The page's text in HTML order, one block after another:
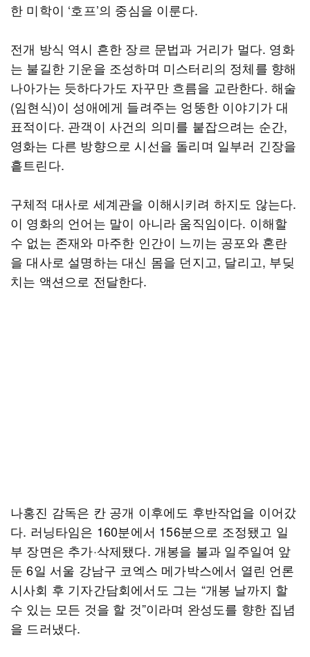
한 미학이 ‘호프’의 중심을 이룬다.
전개 방식 역시 흔한 장르 문법과 거리가 멀다. 영화
는 불길한 기운을 조성하며 미스터리의 정체를 향해
나아가는 듯하다가도 자꾸만 흐름을 교란한다. 해술
(임현식)이 성애에게 들려주는 엉뚱한 이야기가 대
표적이다. 관객이 사건의 의미를 붙잡으려는 순간,
영화는 다른 방향으로 시선을 돌리며 일부러 긴장을
흩트린다.
구체적 대사로 세계관을 이해시키려 하지도 않는다.
이 영화의 언어는 말이 아니라 움직임이다. 이해할
수 없는 존재와 마주한 인간이 느끼는 공포와 혼란
을 대사로 설명하는 대신 몸을 던지고, 달리고, 부딪
치는 액션으로 전달한다.
나홍진 감독은 칸 공개 이후에도 후반작업을 이어갔
다. 러닝타임은 160분에서 156분으로 조정됐고 일
부 장면은 추가·삭제됐다. 개봉을 불과 일주일여 앞
둔 6일 서울 강남구 코엑스 메가박스에서 열린 언론
시사회 후 기자간담회에서도 그는 “개봉 날까지 할
수 있는 모든 것을 할 것”이라며 완성도를 향한 집념
을 드러냈다.